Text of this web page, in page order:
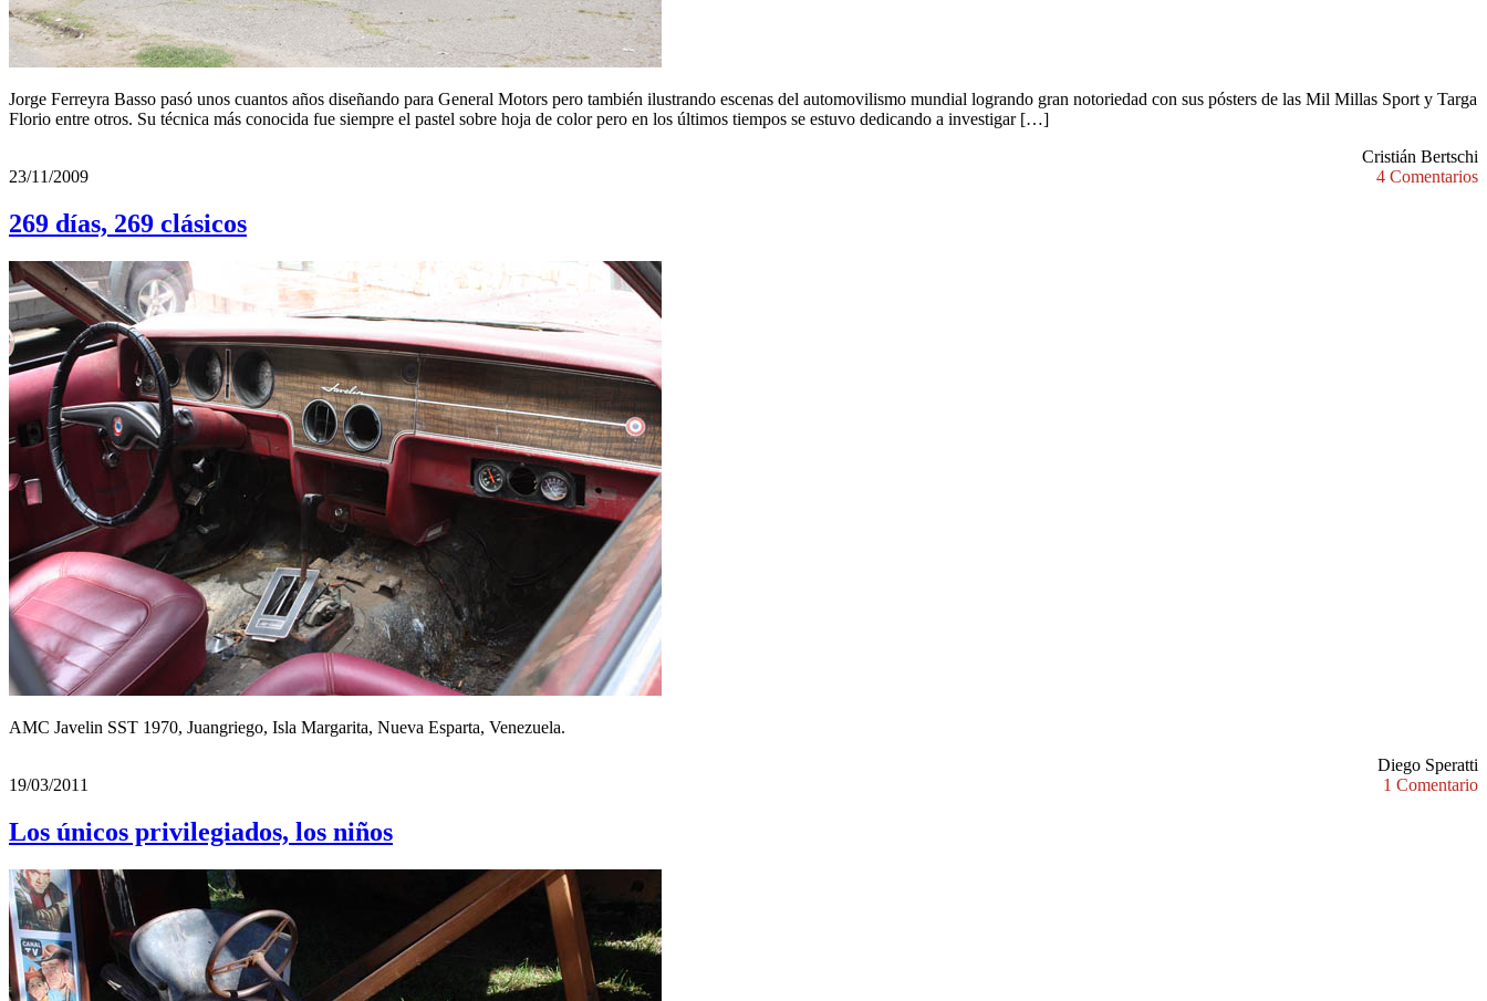
Jorge Ferreyra Basso pasó unos cuantos años diseñando para General Motors pero también ilustrando escenas del automovilismo mundial logrando gran notoriedad con sus pósters de las Mil Millas Sport y Targa
Florio entre otros. Su técnica más conocida fue siempre el pastel sobre hoja de color pero en los últimos tiempos se estuvo dedicando a investigar […]
Cristián Bertschi
23/11/2009
4 Comentarios
269 días, 269 clásicos
AMC Javelin SST 1970, Juangriego, Isla Margarita, Nueva Esparta, Venezuela.
Diego Speratti
19/03/2011
1 Comentario
Los únicos privilegiados, los niños